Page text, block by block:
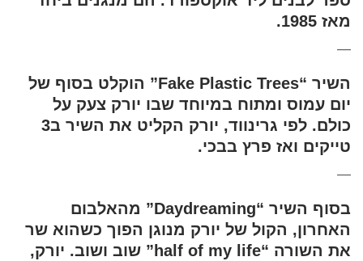
מאז 1985.
—
השיר “Fake Plastic Trees” הוקלט בסוף של
יום עמוס ומתוח במיוחד שבו יורק צעק על
כולם. לפי גרינווד, יורק הקליט את השיר ב3
טייקים ואז פרץ בבכי.
—
בסוף השיר “Daydreaming” מהאלבום
האחרון, הקול של יורק מנוגן הפוך כשהוא שר
את השורה “half of my life” שוב ושוב. יורק,